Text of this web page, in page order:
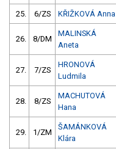
25. 6/ZS KŘIŽKOVÁ Anna
26. 8/DM
MALINSKÁ
Aneta
27. 7/ZS
HRONOVÁ
Ludmila
28. 8/ZS
MACHUTOVÁ
Hana
29. 1/ZM
ŠAMÁNKOVÁ
Klára